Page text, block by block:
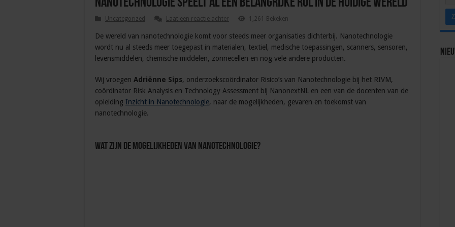
Nanotechnologie speelt al een belangrijke rol in de huidige wereld
Uncategorized Laat een reactie achter 1,261 Bekeken
De wereld van nanotechnologie komt voor steeds meer organisaties dichterbij. Nanotechnologie
wordt nu al steeds meer toegepast in materialen, textiel, medische toepassingen, scanners, sensoren,
levensmiddelen, chemische middelen, zonnecellen en nog vele andere producten.
Wij vroegen Adriënne Sips, onderzoekscoördinator Risico’s van Nanotechnologie bij het RIVM,
coördinator Risk Analysis en Technology Assessment bij NanonextNL en een van de docenten van de
opleiding Inzicht in Nanotechnologie, naar de mogelijkheden, gevaren en toekomst van
nanotechnologie.
Wat zijn de mogelijkheden van nanotechnologie?